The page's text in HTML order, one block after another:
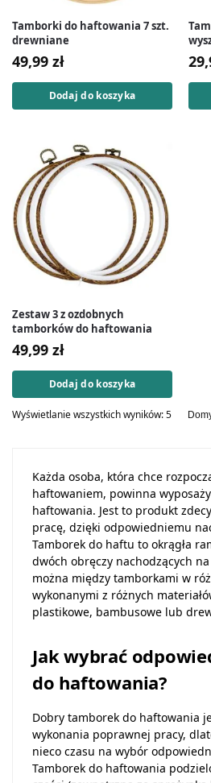
Tamborki do haftowania 7 szt.
drewniane
49,99 zł
Dodaj do koszyka
Zestaw 3 z ozdobnych
tamborków do haftowania
49,99 zł
Dodaj do koszyka
Wyświetlanie wszystkich wyników: 5
Każda osoba, która chce
haftowaniem, powinna
haftowania. Jest to produkt
pracę, dzięki odpowiedniemu
Tamborek do haftu to okrągła
dwóch obręczy nachodzących
można między tamborkami w
wykonanymi z różnych
plastikowe, bambusowe lub
Jak wybrać
do haftowania?
Dobry tamborek do haftowania
wykonania poprawnej pracy,
nieco czasu na wybór
Tamborek do haftowania